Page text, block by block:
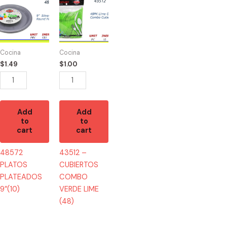
Cocina
$1.49
PLATOS
PLATEADOS
9"
(10)
quantity
Add
to
cart
48572
PLATOS
PLATEADOS
9″(10)
Cocina
$1.00
-
CUBIERTOS
COMBO
VERDE
LIME
(48)
quantity
Add
to
cart
43512 –
CUBIERTOS
COMBO
VERDE LIME
(48)